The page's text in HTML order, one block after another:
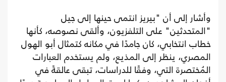
وأشار إلى أن "بيريز انتمى حينها إلى جيل
"المتحدثين" على التلفزيون، وألقى نصوصه، كأنها
خطاب انتخابي، كان جامدًا في مكانه كتمثال أبو الهول
المصري، ينظر إلى المذيع، ولم يستخدم العبارات
المُختصرة التي، وفقًا للدراسات، تبقى عالقةً في